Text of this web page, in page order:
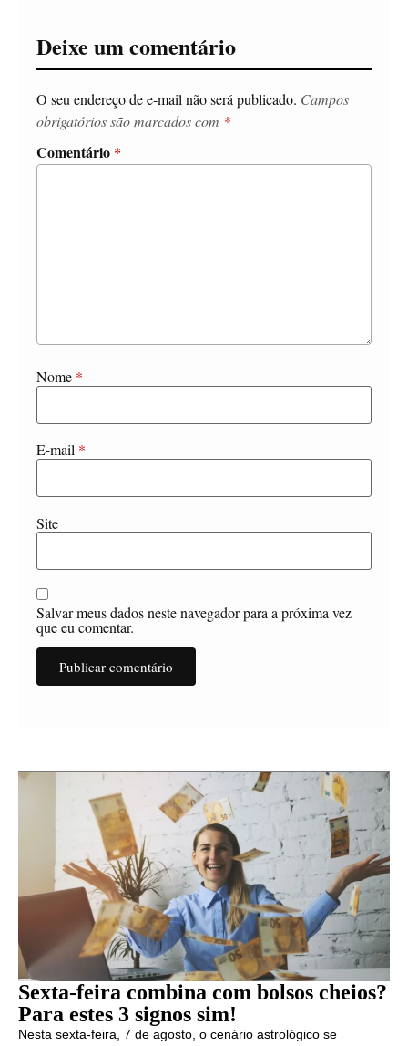
Deixe um comentário
O seu endereço de e-mail não será publicado. Campos
obrigatórios são marcados com *
Comentário *
Nome *
E-mail *
Site
Salvar meus dados neste navegador para a próxima vez
que eu comentar.
Sexta-feira combina com bolsos cheios?
Para estes 3 signos sim!
Nesta sexta-feira, 7 de agosto, o cenário astrológico se